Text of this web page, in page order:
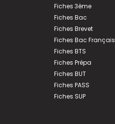
Fiches 3ème
Fiches Bac
Fiches Brevet
Fiches Bac Français
Fiches BTS
Fiches Prépa
Fiches BUT
Fiches PASS
Fiches SUP